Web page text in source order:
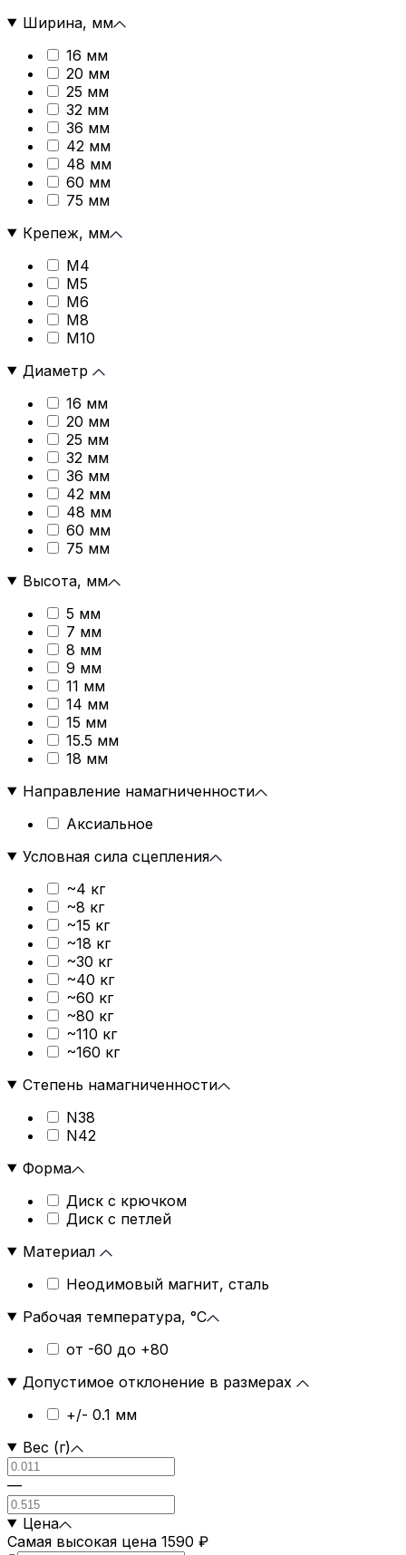
Ширина, мм
16 мм
20 мм
25 мм
32 мм
36 мм
42 мм
48 мм
60 мм
75 мм
Крепеж, мм
М4
М5
М6
М8
М10
Диаметр
16 мм
20 мм
25 мм
32 мм
36 мм
42 мм
48 мм
60 мм
75 мм
Высота, мм
5 мм
7 мм
8 мм
9 мм
11 мм
14 мм
15 мм
15.5 мм
18 мм
Направление намагниченности
Аксиальное
Условная сила сцепления
~4 кг
~8 кг
~15 кг
~18 кг
~30 кг
~40 кг
~60 кг
~80 кг
~110 кг
~160 кг
Степень намагниченности
N38
N42
Форма
Диск с крючком
Диск с петлей
Материал
Неодимовый магнит, сталь
Рабочая температура, °C
от -60 до +80
Допустимое отклонение в размерах
+/- 0.1 мм
Вес (г)
—
Цена
Самая высокая цена 1590 ₽